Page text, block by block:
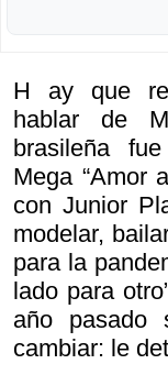
H ay que
hablar de
brasileña
Mega “Amor
con Junior
modelar,
para la
lado para
año pasado
cambiar: le